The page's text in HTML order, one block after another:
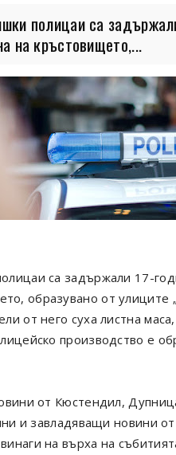
полицаи са
на кръстовището,...
са задържали 17-
образувано от улиците
от него суха листна
производство е
от Кюстендил,
и завладяващи новини
на върха на